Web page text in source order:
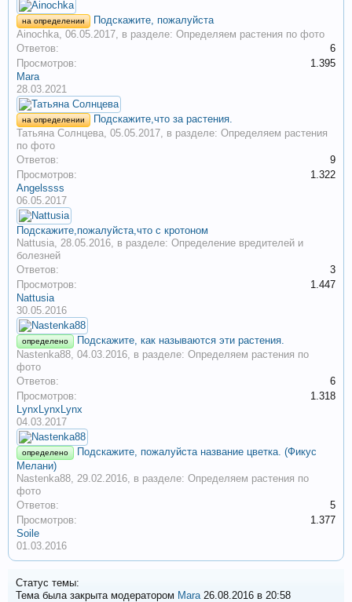
на определении
Подскажите, пожалуйста
Ainochka, 06.05.2017, в разделе: Определяем растения по фото
Ответов:
6
Просмотров:
1.395
Mara
28.03.2021
на определении
Подскажите,что за растения.
Татьяна Солнцева, 05.05.2017, в разделе: Определяем растения
по фото
Ответов:
9
Просмотров:
1.322
Angelssss
06.05.2017
Подскажите,пожалуйста,что с кротоном
Nattusia, 28.05.2016, в разделе: Определение вредителей и
болезней
Ответов:
3
Просмотров:
1.447
Nattusia
30.05.2016
определено
Подскажите, как называются эти растения.
Nastenka88, 04.03.2016, в разделе: Определяем растения по
фото
Ответов:
6
Просмотров:
1.318
LynxLynxLynx
04.03.2017
определено
Подскажите, пожалуйста название цветка. (Фикус
Мелани)
Nastenka88, 29.02.2016, в разделе: Определяем растения по
фото
Ответов:
5
Просмотров:
1.377
Soile
01.03.2016
Статус темы:
Тема была закрыта модератором Mara26.08.2016 в 20:58